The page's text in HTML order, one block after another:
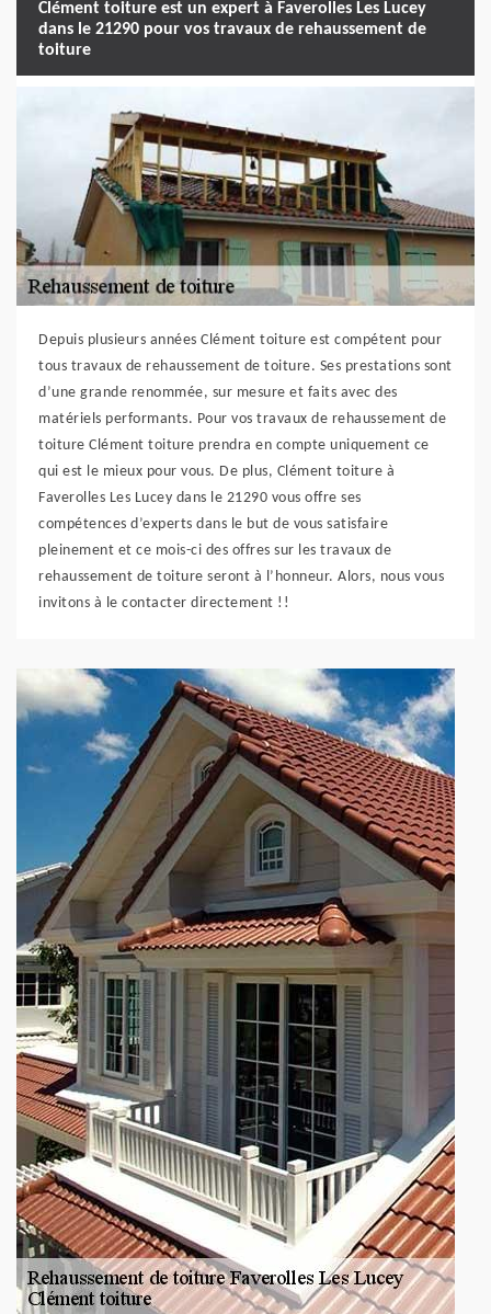
Clément toiture est un expert à Faverolles Les Lucey
dans le 21290 pour vos travaux de rehaussement de
toiture
Depuis plusieurs années Clément toiture est compétent pour
tous travaux de rehaussement de toiture. Ses prestations sont
d’une grande renommée, sur mesure et faits avec des
matériels performants. Pour vos travaux de rehaussement de
toiture Clément toiture prendra en compte uniquement ce
qui est le mieux pour vous. De plus, Clément toiture à
Faverolles Les Lucey dans le 21290 vous offre ses
compétences d’experts dans le but de vous satisfaire
pleinement et ce mois-ci des offres sur les travaux de
rehaussement de toiture seront à l’honneur. Alors, nous vous
invitons à le contacter directement !!